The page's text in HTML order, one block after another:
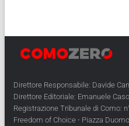
Direttore Responsabile: Davide
Direttore Editoriale: Emanuele Caso
Registrazione Tribunale di Como:
Freedom of Choice - Piazza